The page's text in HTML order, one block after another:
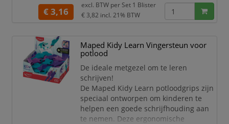
functionaliteit met een trendy neon
design, waardoor werken niet alleen
De set is ideaal voor gebruik op school,
kantoor of thuis en bevat de
belangrijkste hulpmiddelen voor
technisch tekenen en dageli
€ 3,16
excl. BTW per Set 1 Blister
€ 3,82 incl. 21% BTW
Maped Kidy Learn Vingersteun voor
potlood
De ideale metgezel om te leren
schrijven!
De Maped Kidy Learn potloodgrips zijn
speciaal ontworpen om kinderen te
helpen een goede schrijfhouding aan
te nemen. Deze ergonomische